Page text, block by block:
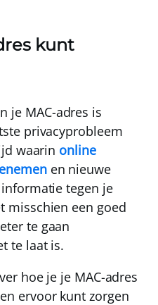
kunt
je MAC-adres is
privacyprobleem
waarin online
en nieuwe
tegen je
misschien een goed
te gaan
te laat is.
hoe je je MAC-adres
ervoor kunt zorgen